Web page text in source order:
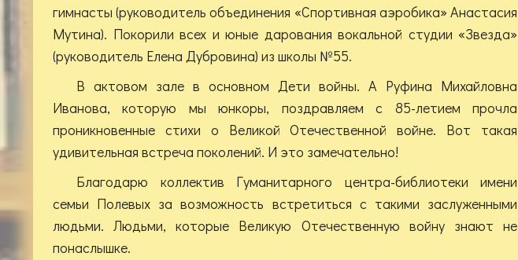
гимнасты (руководитель объединения «Спортивная аэробика» Анастасия
Мутина). Покорили всех и юные дарования вокальной студии «Звезда»
(руководитель Елена Дубровина) из школы №55.
В актовом зале в основном Дети войны. А Руфина Михайловна
Иванова, которую мы юнкоры, поздравляем с 85-летием прочла
проникновенные стихи о Великой Отечественной войне. Вот такая
удивительная встреча поколений. И это замечательно!
Благодарю коллектив Гуманитарного центра-библиотеки имени
семьи Полевых за возможность встретиться с такими заслуженными
людьми. Людьми, которые Великую Отечественную войну знают не
понаслышке.